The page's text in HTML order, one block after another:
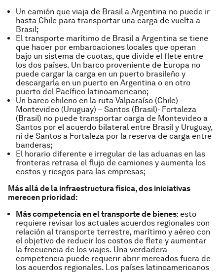
Un camión que viaja de Brasil a Argentina no puede ir
hasta Chile para transportar una carga de vuelta a
Brasil;
El transporte marítimo de Brasil a Argentina se tiene
que hacer por embarcaciones locales que operan
bajo un sistema de cuotas, que divide el flete entre
los dos países. Un barco proveniente de Europa no
puede cargar la carga en un puerto brasileño y
descargarla en un puerto en Argentina o en otro
puerto del Pacífico latinoamericano;
Un barco chileno en la ruta Valparaíso (Chile) –
Montevideo (Uruguay) – Santos (Brasil)- Fortaleza
(Brasil) no puede transportar carga de Montevideo a
Santos por el acuerdo bilateral entre Brasil y Uruguay,
ni de Santos a Fortaleza por la reserva de carga entre
banderas;
El horario diferente e irregular de las aduanas en las
fronteras retrasa el flujo de camiones y aumenta los
costos y riesgos para las empresas;
Más allá de la infraestructura física, dos iniciativas
merecen prioridad:
Más competencia en el transporte de bienes: esto
requiere revisar los actuales acuerdos regionales con
relación al transporte terrestre, marítimo y aéreo con
el objetivo de reducir los costos de flete y aumentar
la frecuencia de los viajes. Una verdadera
competencia puede requerir abrir mercados fuera de
los acuerdos regionales. Los países latinoamericanos